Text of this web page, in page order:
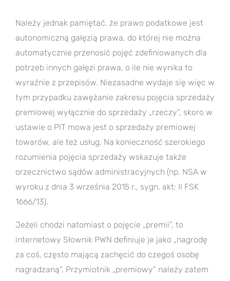
Należy jednak pamiętać, że prawo podatkowe jest
autonomiczną gałęzią prawa, do której nie można
automatycznie przenosić pojęć zdefiniowanych dla
potrzeb innych gałęzi prawa, o ile nie wynika to
wyraźnie z przepisów. Niezasadne wydaje się więc w
tym przypadku zawężanie zakresu pojęcia sprzedaży
premiowej wyłącznie do sprzedaży „rzeczy”, skoro w
ustawie o PIT mowa jest o sprzedaży premiowej
towarów, ale też usług. Na konieczność szerokiego
rozumienia pojęcia sprzedaży wskazuje także
orzecznictwo sądów administracyjnych (np. NSA w
wyroku z dnia 3 września 2015 r., sygn. akt: II FSK
1666/13).
Jeżeli chodzi natomiast o pojęcie „premii”, to
internetowy Słownik PWN definiuje je jako „nagrodę
za coś, często mającą zachęcić do czegoś osobę
nagradzaną”. Przymiotnik „premiowy” należy zatem